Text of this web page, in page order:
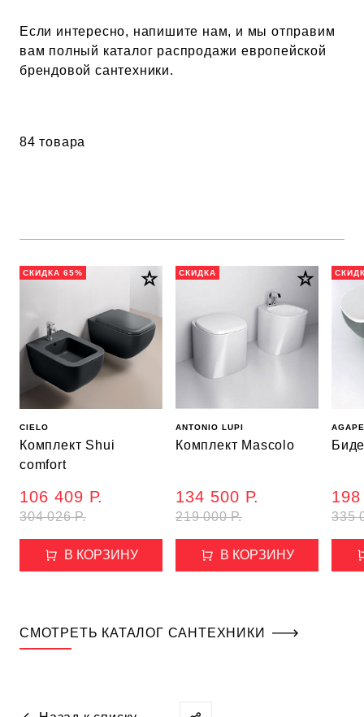
Если интересно, напишите нам, и мы отправим
вам полный каталог распродажи европейской
брендовой сантехники.
84 товара
СКИДКА 65%
CIELO
Комплект Shui
comfort
304 026 Р.
106 409 Р.
В КОРЗИНУ
СКИДКА
ANTONIO LUPI
Комплект Mascolo
219 000 Р.
134 500 Р.
В КОРЗИНУ
AGAPE
335
СМОТРЕТЬ КАТАЛОГ САНТЕХНИКИ